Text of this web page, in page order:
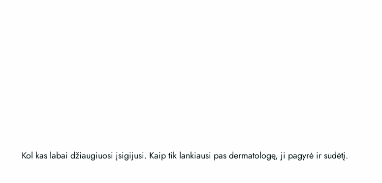
Kol kas labai džiaugiuosi įsigijusi. Kaip tik lankiausi pas dermatologę, ji pagyrė ir sudėtį.